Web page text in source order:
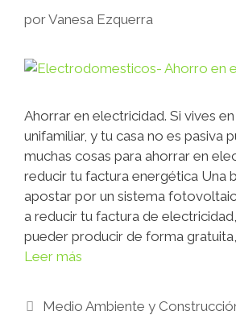
porVanesa Ezquerra
Ahorrar en electricidad. Si vives
unifamiliar, y tu casa no es pasiva
muchas cosas para ahorrar en
reducir tu factura energética Una
apostar por un sistema
a reducir tu factura de
pueder producir de forma
Leer más
Medio Ambiente y